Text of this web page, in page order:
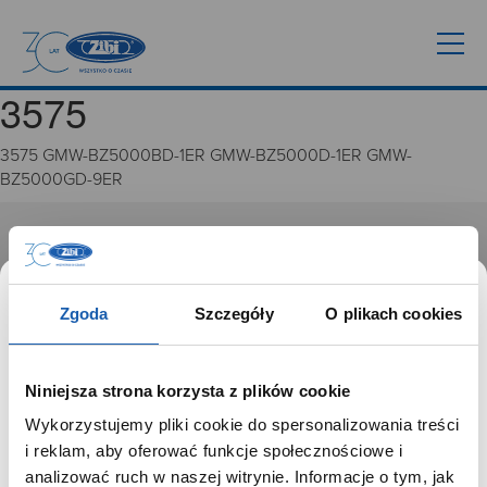
Zgoda Szczegóły O plikach cookies
Niniejsza strona korzysta z plików cookie
Wykorzystujemy pliki cookie do spersonalizowania treści
i reklam, aby oferować funkcje społecznościowe i
analizować ruch w naszej witrynie. Informacje o tym, jak
3575
3575 GMW-BZ5000BD-1ER GMW-BZ5000D-1ER GMW-
BZ5000GD-9ER
GRUPA ZIBI
Misja, wizja i wartości Grupy Zibi
Ważne daty
Zgoda na ciasteczka
PRODUKTYSZANOWNY UŻYTKOWNIKU,
SZANOWNA UŻYTKOWNICZKO